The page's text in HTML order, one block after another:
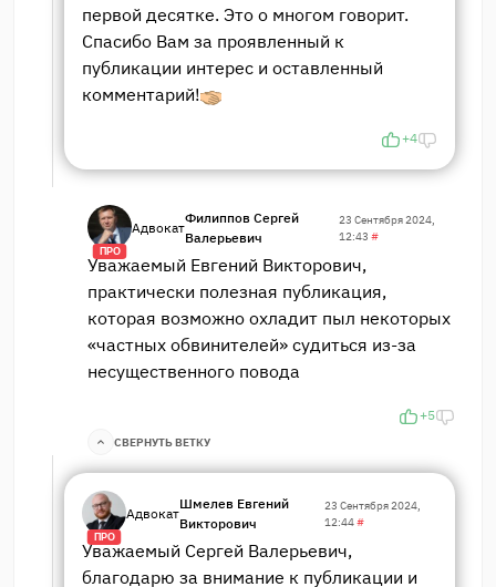
первой десятке. Это о многом говорит.
Спасибо Вам за проявленный к
публикации интерес и оставленный
комментарий!
+4
ПРО
Адвокат
Филиппов Сергей
Валерьевич
23 Сентября 2024,
12:43#
Уважаемый Евгений Викторович,
практически полезная публикация,
которая возможно охладит пыл некоторых
«частных обвинителей» судиться из-за
несущественного повода
+5
СВЕРНУТЬ ВЕТКУ
ПРО
Адвокат
Шмелев Евгений
Викторович
23 Сентября 2024,
12:44#
Уважаемый Сергей Валерьевич,
благодарю за внимание к публикации и